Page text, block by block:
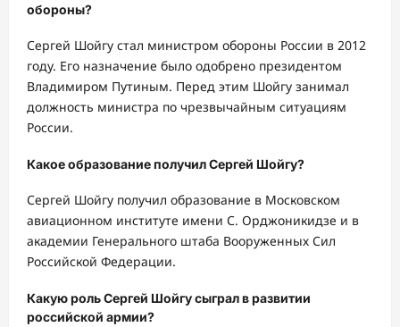
обороны?
Сергей Шойгу стал министром обороны России в 2012
году. Его назначение было одобрено президентом
Владимиром Путиным. Перед этим Шойгу занимал
должность министра по чрезвычайным ситуациям
России.
Какое образование получил Сергей Шойгу?
Сергей Шойгу получил образование в Московском
авиационном институте имени С. Орджоникидзе и в
академии Генерального штаба Вооруженных Сил
Российской Федерации.
Какую роль Сергей Шойгу сыграл в развитии
российской армии?